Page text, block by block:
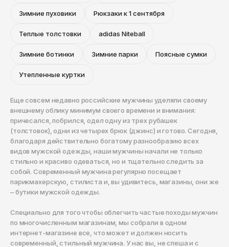
Зимние пуховики Рюкзаки к 1 сентября
Теплые толстовки adidas Niteball
Зимние ботинки Зимние парки Поясные сумки
Утепленные куртки
Еще совсем недавно российские мужчины уделяли своему
внешнему облику минимум своего времени и внимания:
причесался, побрился, одел одну из трех рубашек
(толстовок), одни из четырех брюк (джинс) и готово. Сегодня,
благодаря действительно богатому разнообразию всех
видов мужской одежды, наши мужчины начали не только
стильно и красиво одеваться, но и тщательно следить за
собой. Современный мужчина регулярно посещает
парикмахерскую, стилиста и, вы удивитесь, магазины, они же
– бутики мужской одежды.
Специально для того чтобы облегчить частые походы мужчин
по многочисленным магазинам, мы собрали в одном
интернет-магазине все, что может и должен носить
современный, стильный мужчина. У нас вы, не спеша и с